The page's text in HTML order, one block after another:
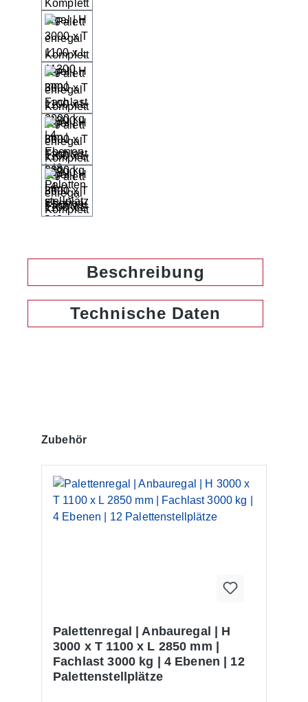
Beschreibung
Technische Daten
Produktgalerie überspringen
Zubehör
Palettenregal | Anbauregal | H
3000 x T 1100 x L 2850 mm |
Fachlast 3000 kg | 4 Ebenen | 12
Palettenstellplätze